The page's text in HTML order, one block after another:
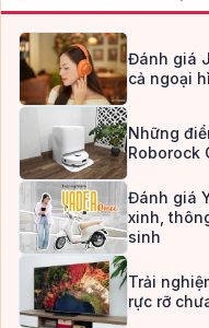
Đánh giá
cả ngoại
Những
Roborock
Đánh giá
xinh,
sinh
Trải
rực rỡ